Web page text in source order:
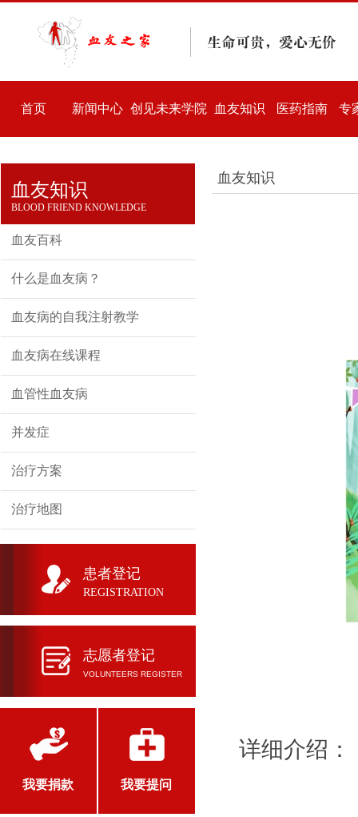
首页 新闻中心 创见未来学院 血友知识 医药指南 专
血友知识
血友知识
BLOOD FRIEND KNOWLEDGE
血友百科
什么是血友病？
血友病的自我注射教学
血友病在线课程
血管性血友病
并发症
治疗方案
治疗地图
患者登记
REGISTRATION
志愿者登记
VOLUNTEERS REGISTER
我要捐款 我要提问
详细介绍：